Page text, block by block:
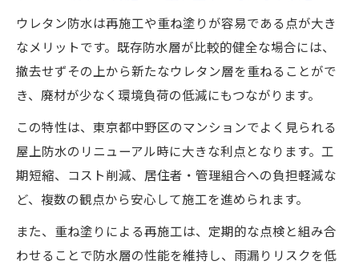
ウレタン防水は再施工や重ね塗りが容易である点が大き
なメリットです。既存防水層が比較的健全な場合には、
撤去せずその上から新たなウレタン層を重ねることがで
き、廃材が少なく環境負荷の低減にもつながります。
この特性は、東京都中野区のマンションでよく見られる
屋上防水のリニューアル時に大きな利点となります。工
期短縮、コスト削減、居住者・管理組合への負担軽減な
ど、複数の観点から安心して施工を進められます。
また、重ね塗りによる再施工は、定期的な点検と組み合
わせることで防水層の性能を維持し、雨漏りリスクを低